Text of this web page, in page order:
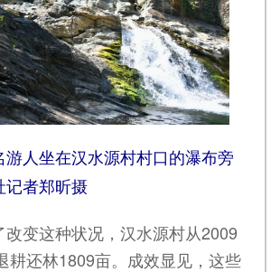
坐在汉水源村村口的瀑布旁
记者郑昕摄
变这种状况，汉水源村从2009
耕还林1809亩。成效显见，这些